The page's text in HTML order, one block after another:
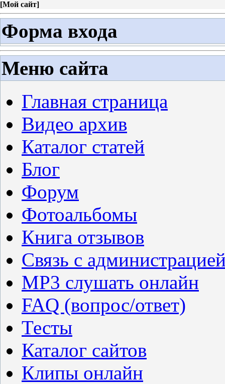
[Мой сайт]
Форма входа
Меню сайта
Главная страница
Видео архив
Каталог статей
Блог
Форум
Фотоальбомы
Книга отзывов
Связь с
MP3 слушать онлайн
FAQ (вопрос/ответ)
Тесты
Каталог сайтов
Клипы онлайн